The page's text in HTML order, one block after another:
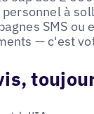
personnel à
SMS
— c'est